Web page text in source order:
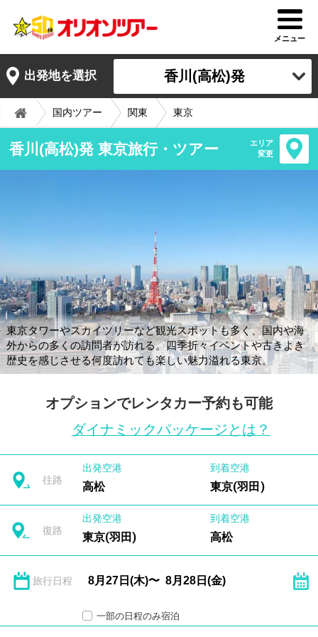
メニュー
出発地を選択 香川(高松)発
国内ツアー 関東 東京
香川(高松)発 東京旅行・ツアー
エリア
変更
東京タワーやスカイツリーなど観光スポットも多く、国内や海
外からの多くの訪問者が訪れる。四季折々イベントや古きよき
歴史を感じさせる何度訪れても楽しい魅力溢れる東京。
オプションでレンタカー予約も可能
ダイナミックパッケージとは？
往路
出発空港
高松
到着空港
東京(羽田)
復路
出発空港
東京(羽田)
到着空港
高松
旅行日程
一部の日程のみ宿泊